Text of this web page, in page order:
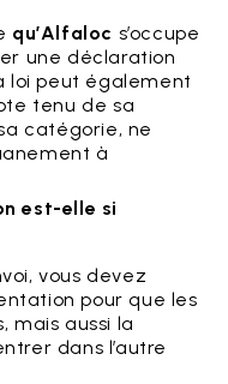
qu’Alfaloc s’occupe
une déclaration
loi peut également
tenu de sa
catégorie, ne
à
est-elle si
vous devez
pour que les
mais aussi la
dans l’autre